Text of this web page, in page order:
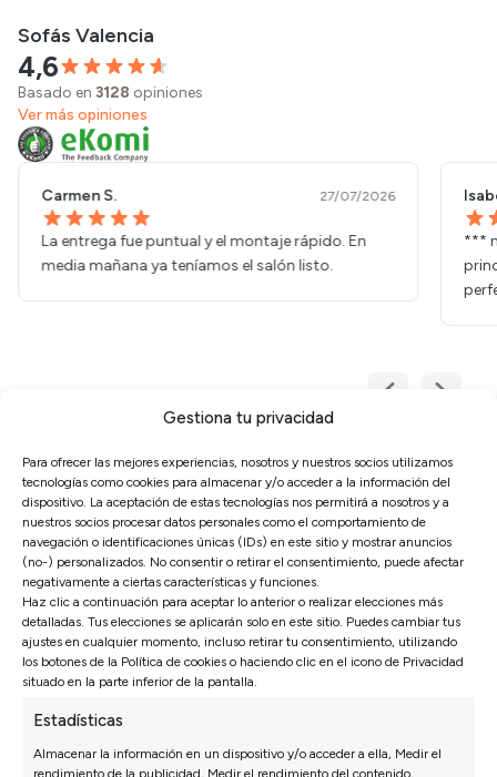
Gestiona tu privacidad
Para ofrecer las mejores experiencias, nosotros y nuestros socios utilizamos
tecnologías como cookies para almacenar y/o acceder a la información del
dispositivo. La aceptación de estas tecnologías nos permitirá a nosotros y a
nuestros socios procesar datos personales como el comportamiento de
navegación o identificaciones únicas (IDs) en este sitio y mostrar anuncios
(no-) personalizados. No consentir o retirar el consentimiento, puede afectar
negativamente a ciertas características y funciones.
Haz clic a continuación para aceptar lo anterior o realizar elecciones más
detalladas. Tus elecciones se aplicarán solo en este sitio. Puedes cambiar tus
ajustes en cualquier momento, incluso retirar tu consentimiento, utilizando
los botones de la Política de cookies o haciendo clic en el icono de Privacidad
situado en la parte inferior de la pantalla.
Estadísticas
Almacenar la información en un dispositivo y/o acceder a ella, Medir el
rendimiento de la publicidad, Medir el rendimiento del contenido,
Sofás Valencia
4,6
Basado en 3128 opiniones
Ver más opiniones
Carmen S. 27/07/2026
La entrega fue puntual y el montaje rápido. En
media mañana ya teníamos el salón listo.
***
SOFÁS
Sofás 3 Plazas a Medida
Sofás Chaise Longue
Sofás Modulares
Sillones
Sofás Cama
Sofás Rinconera
Sofás Relax
Sofás Hostelería
Configurador de sofás
DORMITORIO
Packs ahorro
Colchones
Canapés y Somieres
Almohadas
Cabeceros de cama
Mesitas de noche